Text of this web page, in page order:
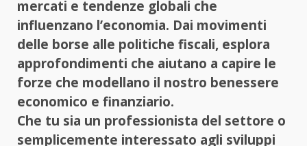
mercati e tendenze globali che
influenzano l’economia. Dai movimenti
delle borse alle politiche fiscali, esplora
approfondimenti che aiutano a capire le
forze che modellano il nostro benessere
economico e finanziario.
Che tu sia un professionista del settore o
semplicemente interessato agli sviluppi